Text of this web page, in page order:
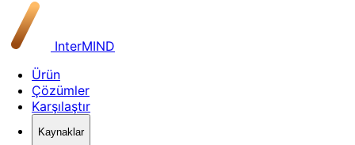
InterMIND
Ürün
Çözümler
Karşılaştır
Kaynaklar